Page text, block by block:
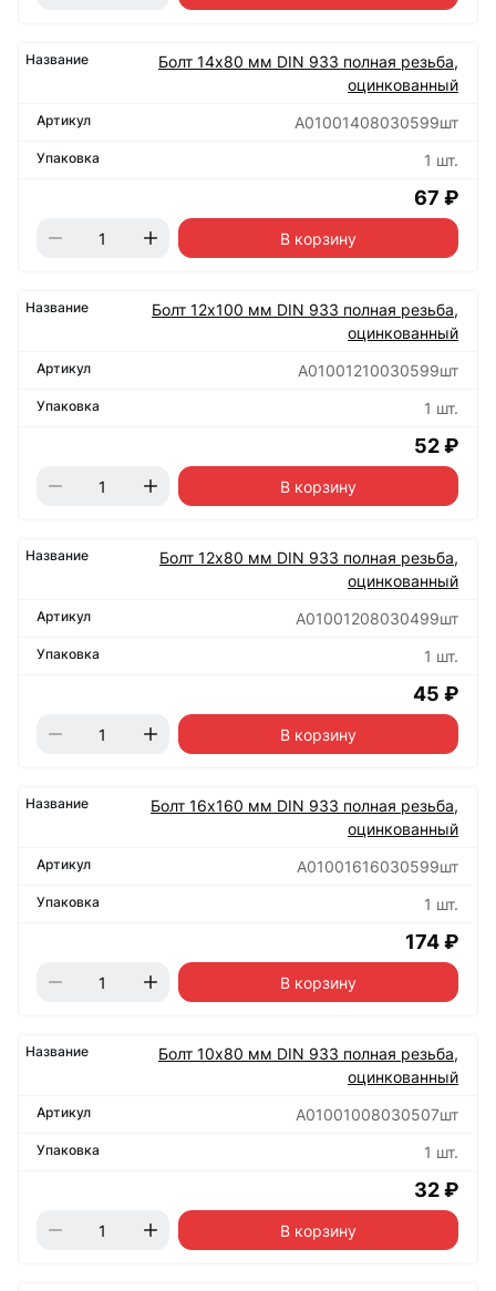
Болт 14х80 мм DIN 933 полная резьба,
оцинкованный
А01001408030599шт
1 шт.
67 ₽
В корзину
Болт 12х100 мм DIN 933 полная резьба,
оцинкованный
А01001210030599шт
1 шт.
52 ₽
В корзину
Болт 12х80 мм DIN 933 полная резьба,
оцинкованный
А01001208030499шт
1 шт.
45 ₽
В корзину
Болт 16х160 мм DIN 933 полная резьба,
оцинкованный
А01001616030599шт
1 шт.
174 ₽
В корзину
Болт 10х80 мм DIN 933 полная резьба,
оцинкованный
А01001008030507шт
1 шт.
32 ₽
В корзину